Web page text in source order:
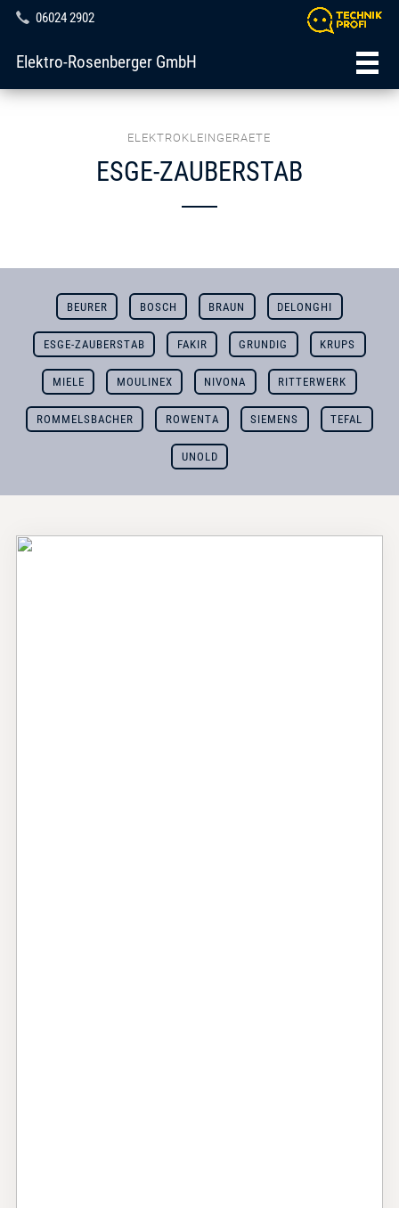
06024 2902
Elektro-Rosenberger GmbH
ELEKTROKLEINGERAETE
ESGE-ZAUBERSTAB
BEURER BOSCH BRAUN DELONGHI
ESGE-ZAUBERSTAB FAKIR GRUNDIG KRUPS
MIELE MOULINEX NIVONA RITTERWERK
ROMMELSBACHER ROWENTA SIEMENS TEFAL
UNOLD